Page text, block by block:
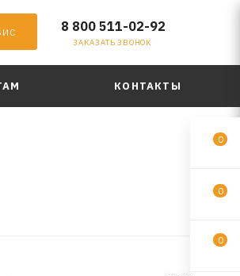
8 800 511-02-92
ЗАКАЗАТЬ ЗВОНОК
КОНТАКТЫ
0
0
0